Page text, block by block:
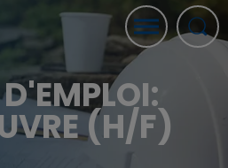
(H/F)